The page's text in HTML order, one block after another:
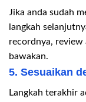
Jika anda sudah
langkah
recordnya, review
bawakan.
5. Sesuaikan
Langkah terakhir